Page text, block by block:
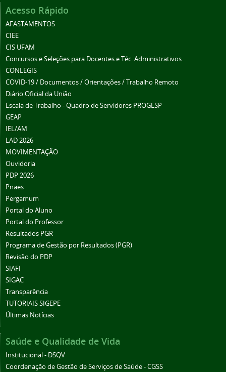
Acesso Rápido
AFASTAMENTOS
CIEE
CIS UFAM
Concursos e Seleções para Docentes e Téc. Administrativos
CONLEGIS
COVID-19 / Documentos / Orientações / Trabalho Remoto
Diário Oficial da União
Escala de Trabalho - Quadro de Servidores PROGESP
GEAP
IEL/AM
LAD 2026
MOVIMENTAÇÃO
Ouvidoria
PDP 2026
Pnaes
Pergamum
Portal do Aluno
Portal do Professor
Resultados PGR
Programa de Gestão por Resultados (PGR)
Revisão do PDP
SIAFI
SIGAC
Transparência
TUTORIAIS SIGEPE
Últimas Notícias
Saúde e Qualidade de Vida
Institucional - DSQV
Coordenação de Gestão de Serviços de Saúde - CGSS